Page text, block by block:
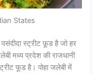
States
स्ट्रीट फ़ूड है जो हर
मध्य प्रदेश की राजधानी
फूड है। पोहा जलेबी में